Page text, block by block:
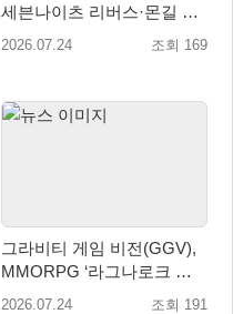
세븐나이츠 리버스·몬길 갤
럭시 테마 공개
2026.07.24 조회 169
그라비티 게임 비전(GGV),
MMORPG ‘라그나로크 오
리진 클래식’ 북중남미 지역
2026.07.24 조회 191